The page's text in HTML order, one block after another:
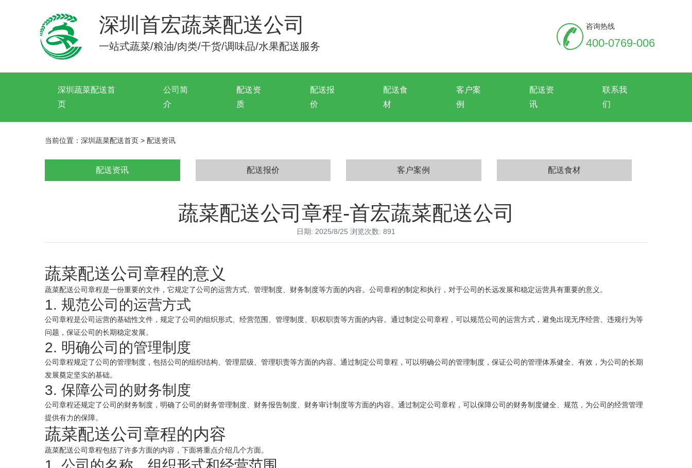
深圳首宏蔬菜配送公司
一站式蔬菜/粮油/肉类/干货/调味品/水果配送服务
咨询热线
400-0769-006
深圳蔬菜配送首
页
公司简
介
配送资
质
配送报
价
配送食
材
客户案
例
配送资
讯
联系我
们
当前位置： 深圳蔬菜配送首页 > 配送资讯
配送资讯 配送报价 客户案例 配送食材
蔬菜配送公司章程-首宏蔬菜配送公司
日期: 2025/8/25 浏览次数: 891
蔬菜配送公司章程的意义
蔬菜配送公司章程是一份重要的文件，它规定了公司的运营方式、管理制度、财务制度等方面的内容。公司章程的制定和执行，对于公司的长远发展和稳定运营具有重要的意义。
1. 规范公司的运营方式
公司章程是公司运营的基础性文件，规定了公司的组织形式、经营范围、管理制度、职权职责等方面的内容。通过制定公司章程，可以规范公司的运营方式，避免出现无序经营、违规行为等
问题，保证公司的长期稳定发展。
2. 明确公司的管理制度
公司章程规定了公司的管理制度，包括公司的组织结构、管理层级、管理职责等方面的内容。通过制定公司章程，可以明确公司的管理制度，保证公司的管理体系健全、有效，为公司的长期
发展奠定坚实的基础。
3. 保障公司的财务制度
公司章程还规定了公司的财务制度，明确了公司的财务管理制度、财务报告制度、财务审计制度等方面的内容。通过制定公司章程，可以保障公司的财务制度健全、规范，为公司的经营管理
提供有力的保障。
蔬菜配送公司章程的内容
蔬菜配送公司章程包括了许多方面的内容，下面将重点介绍几个方面。